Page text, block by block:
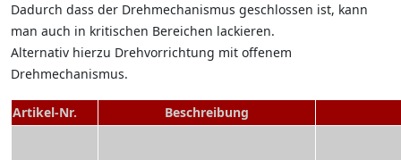
Dadurch dass der Drehmechanismus geschlossen ist, kann
man auch in kritischen Bereichen lackieren.
Alternativ hierzu Drehvorrichtung mit offenem
Drehmechanismus.
Artikel-Nr. Beschreibung